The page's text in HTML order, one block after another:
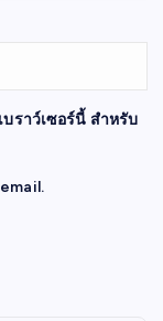
ราว์เซอร์นี้ สำหรับ